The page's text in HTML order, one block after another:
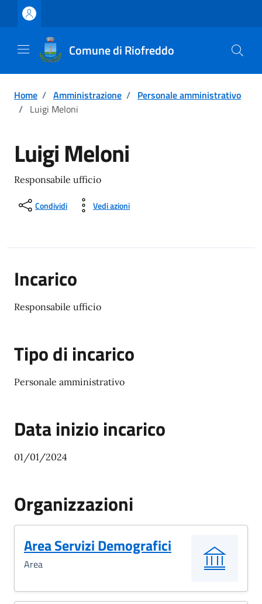
Vai ai contenuti
Vai al footer
Comune di Riofreddo
Home / Amministrazione / Personale amministrativo
/ Luigi Meloni
Luigi Meloni
Responsabile ufficio
Condividi Vedi azioni
Incarico
Responsabile ufficio
Tipo di incarico
Personale amministrativo
Data inizio incarico
01/01/2024
Organizzazioni
Area Servizi Demografici
Area